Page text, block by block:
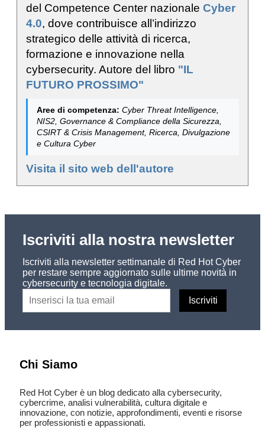
del Competence Center nazionale Cyber
4.0, dove contribuisce all’indirizzo
strategico delle attività di ricerca,
formazione e innovazione nella
cybersecurity. Autore del libro "IL
FUTURO PROSSIMO"
Aree di competenza: Cyber Threat Intelligence,
NIS2, Governance & Compliance della Sicurezza,
CSIRT & Crisis Management, Ricerca, Divulgazione
e Cultura Cyber
Visita il sito web dell'autore
Iscriviti alla nostra newsletter
Iscriviti alla newsletter settimanale di Red Hot Cyber
per restare sempre aggiornato sulle ultime novità in
cybersecurity e tecnologia digitale.
Chi Siamo
Red Hot Cyber è un blog dedicato alla cybersecurity,
cybercrime, analisi vulnerabilità, cultura digitale e
innovazione, con notizie, approfondimenti, eventi e risorse
per professionisti e appassionati.